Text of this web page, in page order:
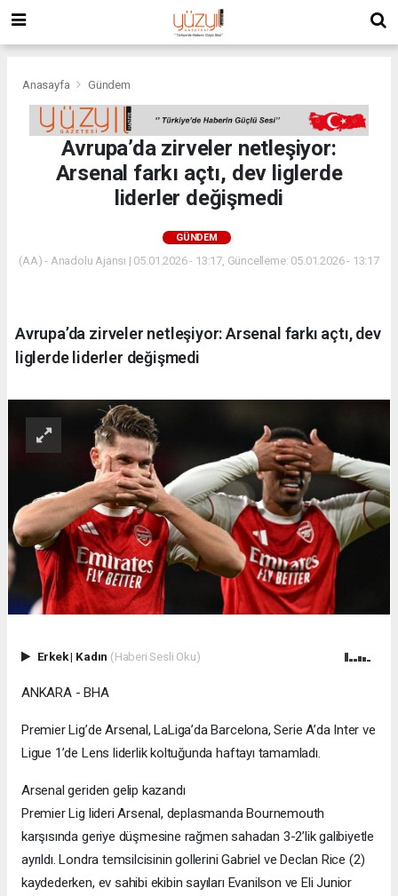
Anasayfa Gündem
Avrupa’da zirveler netleşiyor:
Arsenal farkı açtı, dev liglerde
liderler değişmedi
GÜNDEM
(AA) - Anadolu Ajansı | 05.01.2026 - 13:17, Güncelleme: 05.01.2026 - 13:17
Avrupa’da zirveler netleşiyor: Arsenal farkı açtı, dev
liglerde liderler değişmedi
Erkek| Kadın (Haberi Sesli Oku)
ANKARA - BHA
Premier Lig’de Arsenal, LaLiga’da Barcelona, Serie A’da Inter ve
Ligue 1’de Lens liderlik koltuğunda haftayı tamamladı.
Arsenal geriden gelip kazandı
Premier Lig lideri Arsenal, deplasmanda Bournemouth
karşısında geriye düşmesine rağmen sahadan 3-2’lik galibiyetle
ayrıldı. Londra temsilcisinin gollerini Gabriel ve Declan Rice (2)
kaydederken, ev sahibi ekibin sayıları Evanilson ve Eli Junior